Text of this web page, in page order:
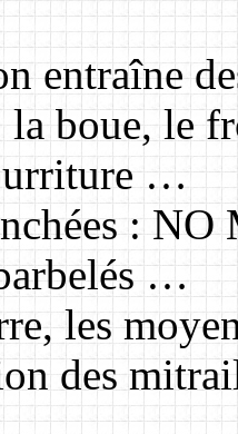
entraîne
la boue, le
…
:
…
les
des